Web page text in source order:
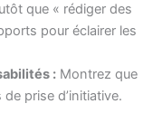
que « rédiger des
pour éclairer les
: Montrez que
prise d’initiative.